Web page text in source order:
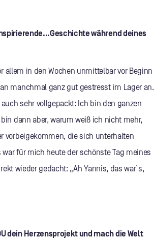
während deines
allem in den Wochen unmittelbar vor Beginn
manchmal ganz gut gestresst im Lager an.
sehr vollgepackt: Ich bin den ganzen
dann aber, warum weiß ich nicht mehr,
vorbeigekommen, die sich unterhalten
für mich heute der schönste Tag meines
wieder gedacht: „Ah Yannis, das war`s,
dein Herzensprojekt und mach die Welt